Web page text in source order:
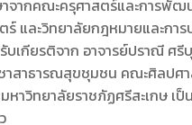
จากคณะครุศาสตร์และการพั
และวิทยาลัยกฎหมายและการ
บเกียรติจาก อาจารย์ปราณี ศรี
ชาสาธารณสุขชุมชน คณะศิลปศ
หาวิทยาลัยราชภัฏศรีสะเกษ เป็